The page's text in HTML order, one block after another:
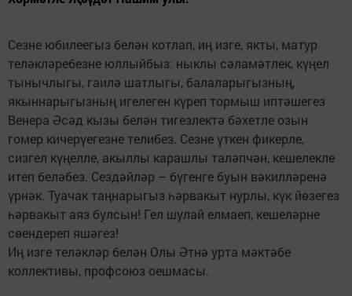
Сезне юбилеегыз белән котлап, иң изге, якты, матур
теләкләребезне юллыйбыз: ныклы сәламәтлек, күңел
тынычлыгы, гаилә шатлыгы, балаларыгызның,
якыннарыгызның игелеген күреп тормыш иптәшегез
Венера Әсәд кызы белән тигезлектә бәхетле озын
гомер кичерүегезне телибез. Сезне үткен фикерле,
сизгел күңелле, акыллы карашлы таләпчән, кешелекле
итеп беләбез. Сездәйләр – бүгенге буын вәкилләренә
үрнәк. Туачак таңнарыгыз һәрвакыт нурлы, күк йөзегез
һәрвакыт аяз булсын! Гел шулай елмаеп, кешеләрне
сөендереп яшәгез!
Иң изге теләкләр белән Олы Әтнә урта мәктәбе
коллективы, профсоюз оешмасы.